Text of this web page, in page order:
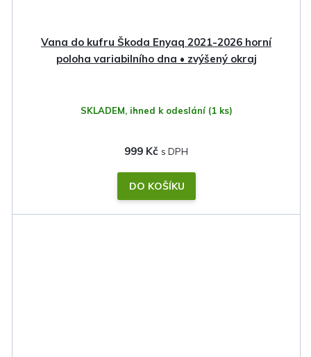
Vana do kufru Škoda Enyaq 2021-2026 horní
poloha variabilního dna • zvýšený okraj
SKLADEM, ihned k odeslání (1 ks)
999 Kč
DO KOŠÍKU